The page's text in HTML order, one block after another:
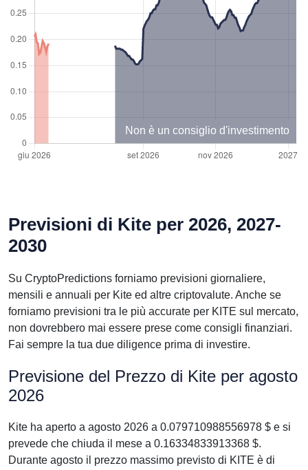
Non è un consiglio d'investimento
Previsioni di Kite per 2026, 2027-
2030
Su CryptoPredictions forniamo previsioni giornaliere,
mensili e annuali per Kite ed altre criptovalute. Anche se
forniamo previsioni tra le più accurate per KITE sul mercato,
non dovrebbero mai essere prese come consigli finanziari.
Fai sempre la tua due diligence prima di investire.
Previsione del Prezzo di Kite per agosto
2026
Kite ha aperto a agosto 2026 a 0.079710988556978 $ e si
prevede che chiuda il mese a 0.16334833913368 $.
Durante agosto il prezzo massimo previsto di KITE è di